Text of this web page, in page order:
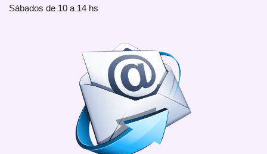
Sábados de 10 a 14 hs